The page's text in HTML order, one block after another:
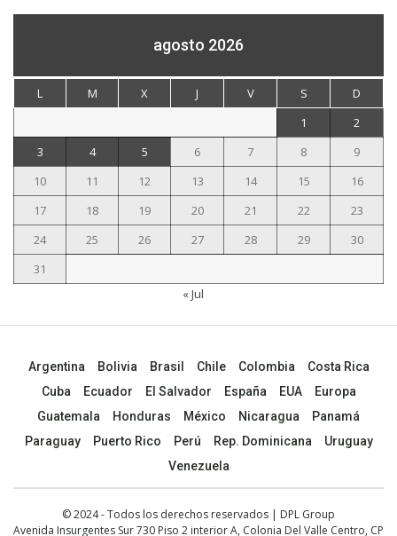
agosto 2026
L M X J V S
D
1
2
3
4 5 6 7 8
9
10
11 12 13 14 15
16
17
18 19 20 21 22
23
24
25 26 27 28 29
30
31
« Jul
Argentina Bolivia Brasil Chile Colombia
Costa Rica
Cuba
Ecuador El Salvador España EUA
Europa
Guatemala
Honduras México Nicaragua
Panamá
Paraguay
Puerto Rico Perú Rep. Dominicana
Uruguay
Venezuela
© 2024 - Todos los derechos reservados | DPL Group
Avenida Insurgentes Sur 730 Piso 2 interior A, Colonia Del Valle Centro, CP